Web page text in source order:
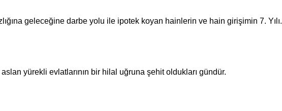
geleceğine darbe yolu ile ipotek koyan hainlerin ve hain girişimin 7. Yılı.
yürekli evlatlarının bir hilal uğruna şehit oldukları gündür.